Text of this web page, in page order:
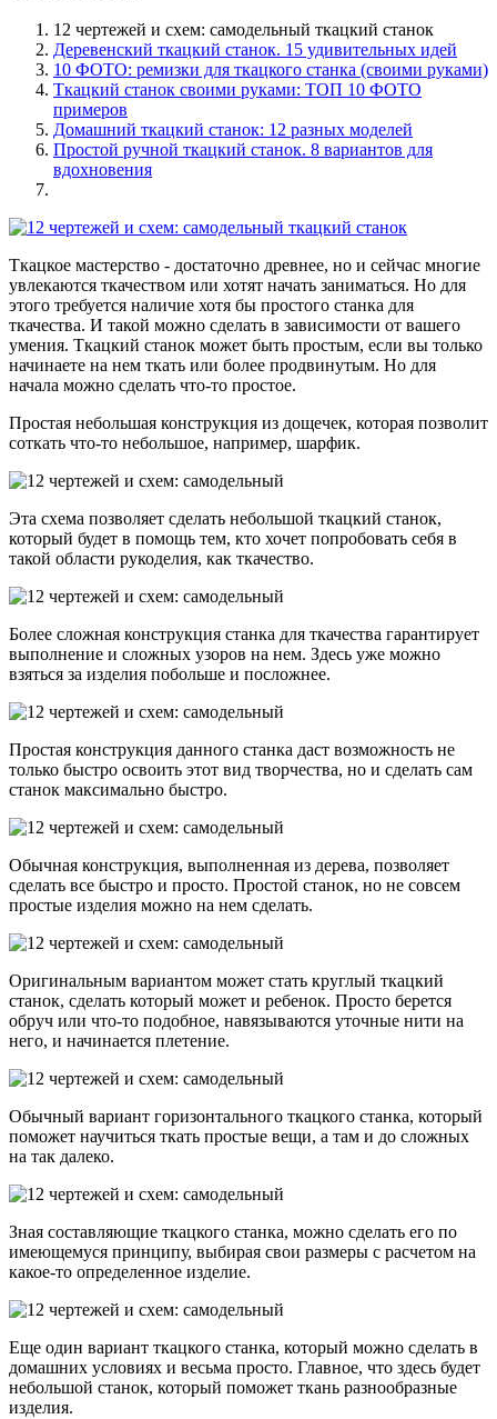
12 чертежей и схем: самодельный ткацкий станок
Деревенский ткацкий станок. 15 удивительных идей
10 ФОТО: ремизки для ткацкого станка (своими руками)
Ткацкий станок своими руками: ТОП 10 ФОТО
примеров
Домашний ткацкий станок: 12 разных моделей
Простой ручной ткацкий станок. 8 вариантов для
вдохновения
Ткацкое мастерство - достаточно древнее, но и сейчас многие
увлекаются ткачеством или хотят начать заниматься. Но для
этого требуется наличие хотя бы простого станка для
ткачества. И такой можно сделать в зависимости от вашего
умения. Ткацкий станок может быть простым, если вы только
начинаете на нем ткать или более продвинутым. Но для
начала можно сделать что-то простое.
Простая небольшая конструкция из дощечек, которая позволит
соткать что-то небольшое, например, шарфик.
Эта схема позволяет сделать небольшой ткацкий станок,
который будет в помощь тем, кто хочет попробовать себя в
такой области рукоделия, как ткачество.
Более сложная конструкция станка для ткачества гарантирует
выполнение и сложных узоров на нем. Здесь уже можно
взяться за изделия побольше и посложнее.
Простая конструкция данного станка даст возможность не
только быстро освоить этот вид творчества, но и сделать сам
станок максимально быстро.
Обычная конструкция, выполненная из дерева, позволяет
сделать все быстро и просто. Простой станок, но не совсем
простые изделия можно на нем сделать.
Оригинальным вариантом может стать круглый ткацкий
станок, сделать который может и ребенок. Просто берется
обруч или что-то подобное, навязываются уточные нити на
него, и начинается плетение.
Обычный вариант горизонтального ткацкого станка, который
поможет научиться ткать простые вещи, а там и до сложных
на так далеко.
Зная составляющие ткацкого станка, можно сделать его по
имеющемуся принципу, выбирая свои размеры с расчетом на
какое-то определенное изделие.
Еще один вариант ткацкого станка, который можно сделать в
домашних условиях и весьма просто. Главное, что здесь будет
небольшой станок, который поможет ткань разнообразные
изделия.